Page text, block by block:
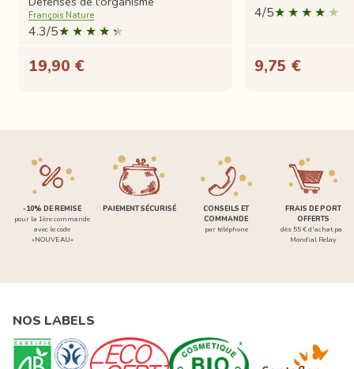
François Nature
4.3/5
19,90 €
4/5
9,75 €
-10% DE REMISE
pour la 1ère commande
avec le code
«NOUVEAU»
PAIEMENT SÉCURISÉ
CONSEILS ET
COMMANDE
par téléphone
FRAIS DE PORT
OFFERTS
dès 55 € d'achat par
Mondial Relay
NOS LABELS